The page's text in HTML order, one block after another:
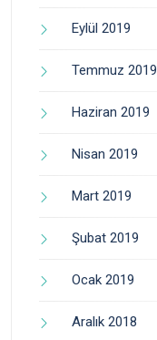
Eylül 2019
Temmuz 2019
Haziran 2019
Nisan 2019
Mart 2019
Şubat 2019
Ocak 2019
Aralık 2018